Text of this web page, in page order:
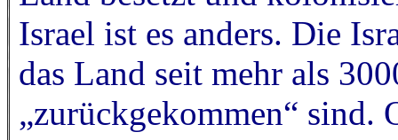
Israel ist es anders. Die
das Land seit mehr als
„zurückgekommen“ sind.